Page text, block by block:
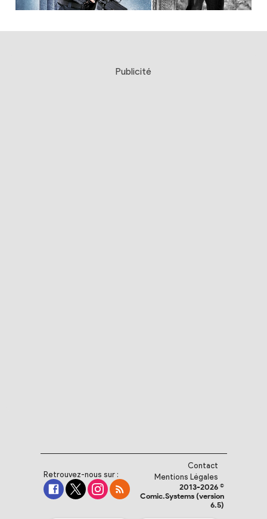
Publicité
Retrouvez-nous sur :
Contact
Mentions Légales
2013-2026 ©
Comic.Systems (version
6.5)